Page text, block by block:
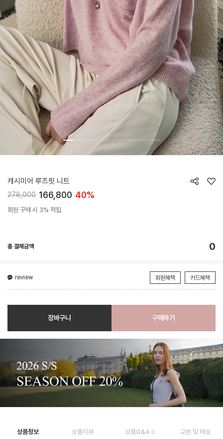
캐시미어 루즈핏 니트
278,000 166,800 40%
회원 구매 시 3% 적립
총 결제금액 0
review 회원혜택 카드혜택
장바구니 구매하기
상품정보 상품리뷰 상품Q&A 0 교환 및 배송